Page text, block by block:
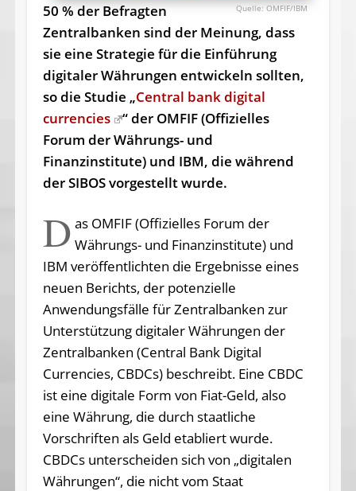
OMFIF/IBM
50 % der Befragten
Zentralbanken sind der Meinung, dass
sie eine Strategie für die Einführung
digitaler Währungen entwickeln sollten,
so die Studie „Central bank digital
currencies
“ der OMFIF (Offizielles
Forum der Währungs- und
Finanzinstitute) und IBM, die während
der SIBOS vorgestellt wurde.
D as OMFIF (Offizielles Forum der
Währungs- und Finanzinstitute) und
IBM veröffentlichten die Ergebnisse eines
neuen Berichts, der potenzielle
Anwendungsfälle für Zentralbanken zur
Unterstützung digitaler Währungen der
Zentralbanken (Central Bank Digital
Currencies, CBDCs) beschreibt. Eine CBDC
ist eine digitale Form von Fiat-Geld, also
eine Währung, die durch staatliche
Vorschriften als Geld etabliert wurde.
CBDCs unterscheiden sich von „digitalen
Währungen“, die nicht vom Staat